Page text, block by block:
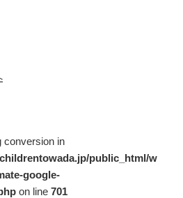
conversion in
public_html/w
google-
on line 701